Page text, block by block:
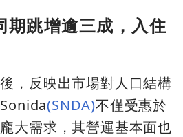
期跳增逾三成，入住
，反映出市場對人口結構
(SNDA)不僅受惠於
大需求，其營運基本面也